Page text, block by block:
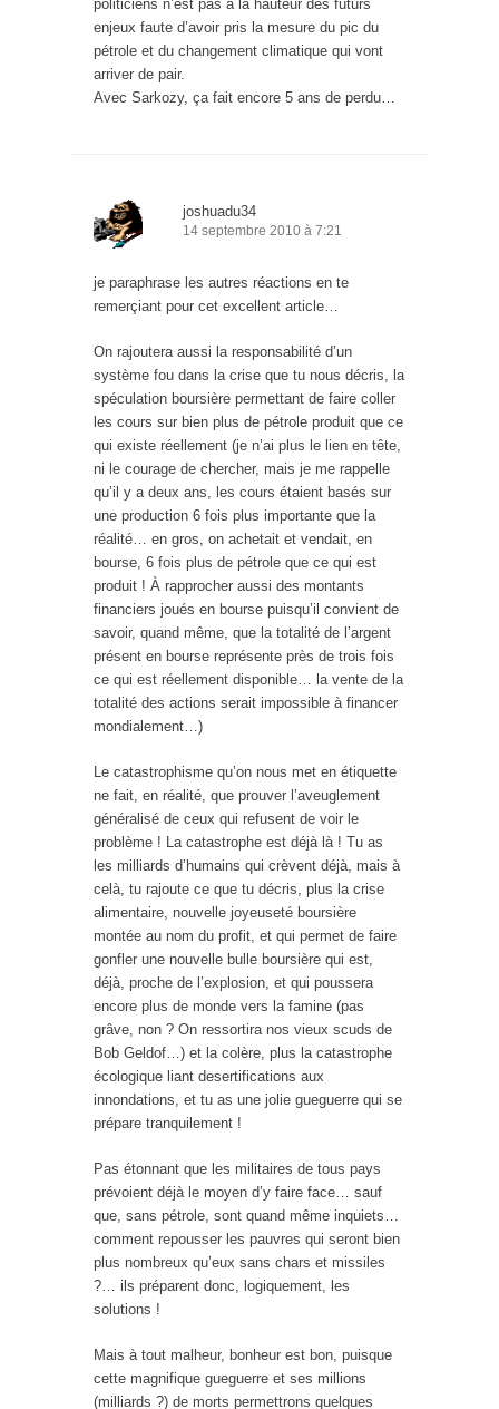
politiciens n’est pas à la hauteur des futurs
enjeux faute d’avoir pris la mesure du pic du
pétrole et du changement climatique qui vont
arriver de pair.
Avec Sarkozy, ça fait encore 5 ans de perdu…
joshuadu34
14 septembre 2010 à 7:21
je paraphrase les autres réactions en te
remerçiant pour cet excellent article…
On rajoutera aussi la responsabilité d’un
système fou dans la crise que tu nous décris, la
spéculation boursière permettant de faire coller
les cours sur bien plus de pétrole produit que ce
qui existe réellement (je n’ai plus le lien en tête,
ni le courage de chercher, mais je me rappelle
qu’il y a deux ans, les cours étaient basés sur
une production 6 fois plus importante que la
réalité… en gros, on achetait et vendait, en
bourse, 6 fois plus de pétrole que ce qui est
produit ! À rapprocher aussi des montants
financiers joués en bourse puisqu’il convient de
savoir, quand même, que la totalité de l’argent
présent en bourse représente près de trois fois
ce qui est réellement disponible… la vente de la
totalité des actions serait impossible à financer
mondialement…)
Le catastrophisme qu’on nous met en étiquette
ne fait, en réalité, que prouver l’aveuglement
généralisé de ceux qui refusent de voir le
problème ! La catastrophe est déjà là ! Tu as
les milliards d’humains qui crèvent déjà, mais à
celà, tu rajoute ce que tu décris, plus la crise
alimentaire, nouvelle joyeuseté boursière
montée au nom du profit, et qui permet de faire
gonfler une nouvelle bulle boursière qui est,
déjà, proche de l’explosion, et qui poussera
encore plus de monde vers la famine (pas
grâve, non ? On ressortira nos vieux scuds de
Bob Geldof…) et la colère, plus la catastrophe
écologique liant desertifications aux
innondations, et tu as une jolie gueguerre qui se
prépare tranquilement !
Pas étonnant que les militaires de tous pays
prévoient déjà le moyen d’y faire face… sauf
que, sans pétrole, sont quand même inquiets…
comment repousser les pauvres qui seront bien
plus nombreux qu’eux sans chars et missiles
?… ils préparent donc, logiquement, les
solutions !
Mais à tout malheur, bonheur est bon, puisque
cette magnifique gueguerre et ses millions
(milliards ?) de morts permettrons quelques